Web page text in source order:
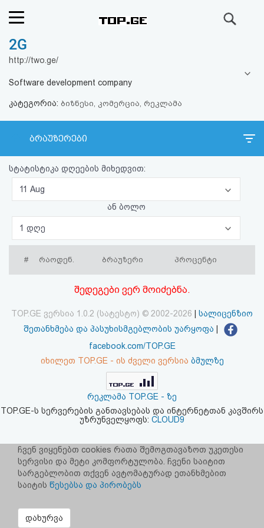
რეიტინგი
ფოსტა
კითხვა-
პასუხი
ავტორიზაცია
რეგისტრაცია
აღდგენა
კოდი
სალიცენზიო
პასუხისმგებლობის
უარყოფა
2G
http://two.ge/
Software development company
კატეგორია: ბიზნესი, კომერცია, რეკლამა
ბრაუზერები
სტატისტიკა დღეების მიხედვით:
11 Aug
ან ბოლო
1 დღე
# რაოდენ. ბრაუზერი პროცენტი
შედეგები ვერ მოიძებნა.
TOP.GE ვერსია 1.0.2 (სატესტო) © 2002-2026
სალიცენზიო
შეთანხმება და პასუხისმგებლობის უარყოფა
facebook.com/TOP.GE
იხილეთ TOP.GE - ის ძველი ვერსია ბმულზე
რეკლამა TOP.GE - ზე
TOP.GE-ს სერვერების განთავსებას და ინტერნეტთან კავშირს
უზრუნველყოფს: CLOUD9
ჩვენ ვიყენებთ cookies რათა შემოგთავაზოთ უკეთესი
სერვისი და მეტი კომფორტულობა. ჩვენი საიტით
სარგებლობით თქვენ ავტომატურად ეთანხმებით
საიტის წესებსა და პირობებს
დახურვა